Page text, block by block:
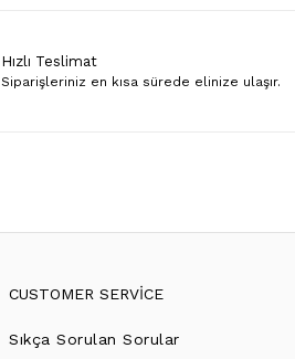
Hızlı Teslimat
Siparişleriniz en kısa sürede elinize ulaşır.
CUSTOMER SERVİCE
Sıkça Sorulan Sorular